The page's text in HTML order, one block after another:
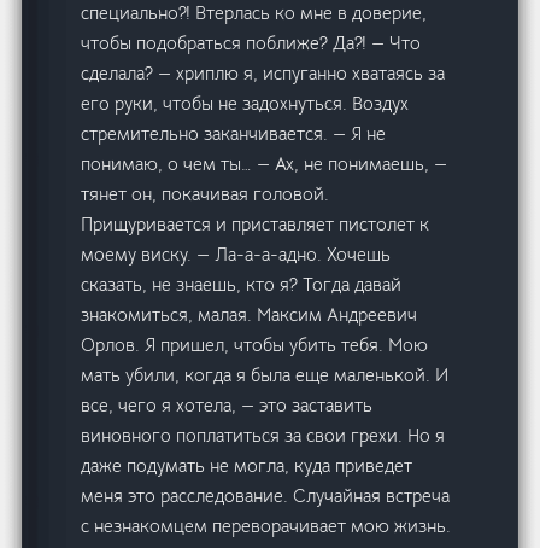
специально?! Втерлась ко мне в доверие,
чтобы подобраться поближе? Да?! — Что
сделала? — хриплю я, испуганно хватаясь за
его руки, чтобы не задохнуться. Воздух
стремительно заканчивается. — Я не
понимаю, о чем ты… — Ах, не понимаешь, —
тянет он, покачивая головой.
Прищуривается и приставляет пистолет к
моему виску. — Ла-а-а-адно. Хочешь
сказать, не знаешь, кто я? Тогда давай
знакомиться, малая. Максим Андреевич
Орлов. Я пришел, чтобы убить тебя. Мою
мать убили, когда я была еще маленькой. И
все, чего я хотела, — это заставить
виновного поплатиться за свои грехи. Но я
даже подумать не могла, куда приведет
меня это расследование. Случайная встреча
с незнакомцем переворачивает мою жизнь.